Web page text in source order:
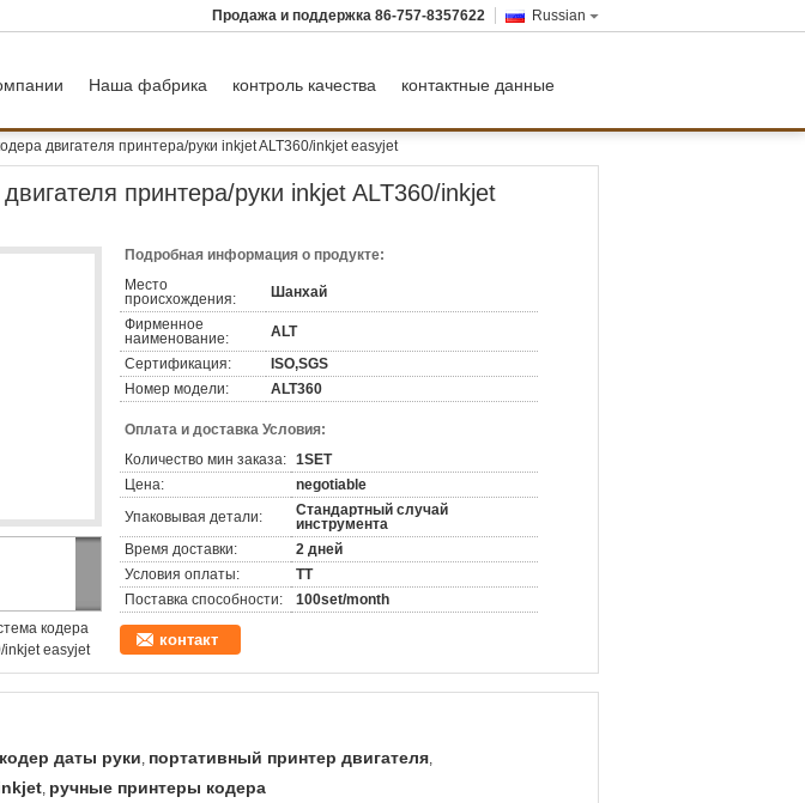
Russian
Продажа и поддержка 86-757-8357622
Наша фабрика контроль качества
контактные данные
двигателя принтера/руки inkjet ALT360/inkjet easyjet
принтера/руки inkjet ALT360/inkjet
кодера
inkjet easyjet
Подробная информация о продукте:
Место
происхождения:
Шанхай
Фирменное
наименование:
ALT
Сертификация:
ISO,SGS
Номер модели:
ALT360
Оплата и доставка Условия:
Количество мин заказа: 1SET
Цена:
negotiable
Упаковывая детали:
Стандартный случай
инструмента
Время доставки:
2 дней
Условия оплаты:
TT
Поставка способности:
100set/month
контакт
кодер даты руки, портативный принтер двигателя,
, ручные принтеры кодера